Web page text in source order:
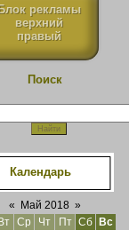
Блок рекламы
верхний
правый
Поиск
Календарь
« Май 2018 »
Вт Ср Чт Пт Сб
Вс